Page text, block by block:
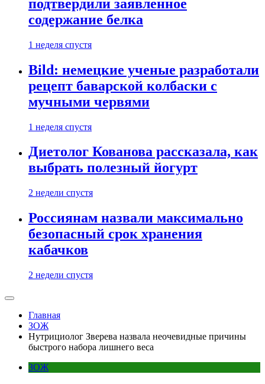
подтвердили заявленное
содержание белка
1 неделя спустя
Bild: немецкие ученые разработали
рецепт баварской колбаски с
мучными червями
1 неделя спустя
Диетолог Кованова рассказала, как
выбрать полезный йогурт
2 недели спустя
Россиянам назвали максимально
безопасный срок хранения
кабачков
2 недели спустя
Главная
ЗОЖ
Нутрициолог Зверева назвала неочевидные причины
быстрого набора лишнего веса
ЗОЖ